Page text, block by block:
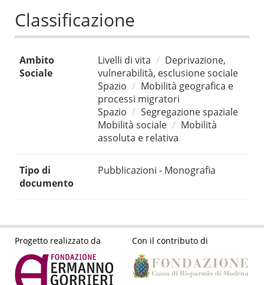
Classificazione
Ambito
Sociale
Livelli di vita
Deprivazione,
vulnerabilità, esclusione sociale
Spazio
Mobilità geografica e
processi migratori
Spazio
Segregazione spaziale
Mobilità sociale
Mobilità
assoluta e relativa
Tipo di
documento
Pubblicazioni - Monografia
Progetto realizzato da Con il contributo di